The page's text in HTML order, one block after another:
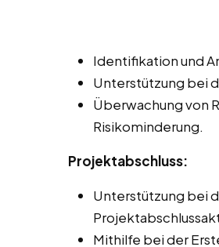
Identifikation und
Unterstützung bei
Überwachung von
Risikominderung.
Projektabschluss:
Unterstützung bei
Mithilfe bei der